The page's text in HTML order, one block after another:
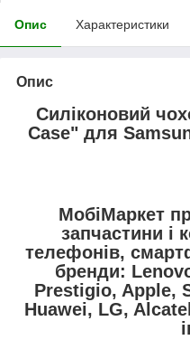
Опис Характеристики
Опис
Силіконовий
Case" для
МобіМаркет
запчастини і
телефонів,
бренди:
Prestigio, Apple,
Huawei, LG,